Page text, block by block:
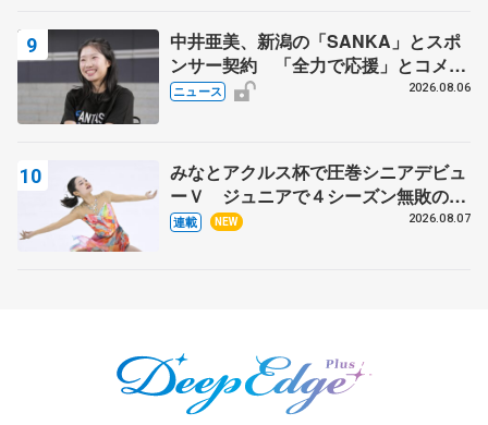
中井亜美、新潟の「SANKA」とスポ
ンサー契約 「全力で応援」とコメン
ト
ニュース 2026.08.06
みなとアクルス杯で圧巻シニアデビュ
ーＶ ジュニアで４シーズン無敗の島
田麻央
連載 NEW 2026.08.07